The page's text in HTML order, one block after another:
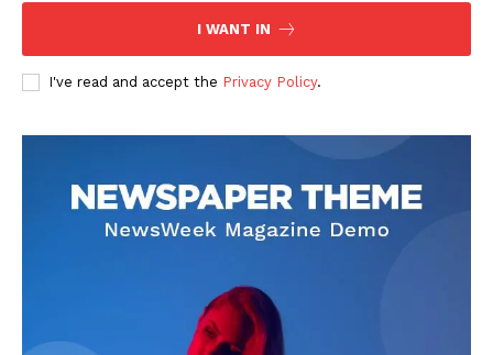
I WANT IN
I've read and accept the Privacy Policy.